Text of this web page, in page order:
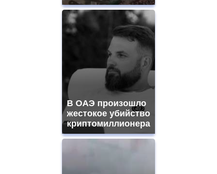
В ОАЭ произошло
жестокое убийство
криптомиллионера